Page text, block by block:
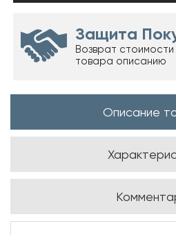
Защита
Возврат
товара описанию
Описание